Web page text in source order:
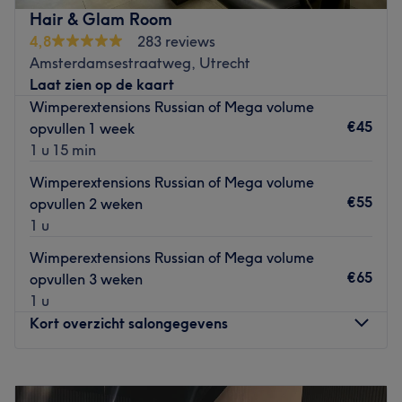
en wenkbrauwbehandelingen. Denk hierbij aan
browlifting of een wimperlift met lash botox.
Het team is gespecialiseerd in verschillende
kleurtechnieken en haarstyling. Van een balayage, ombre
tot aan natuurlijke highlights: je krijgt altijd het gewenste
resultaat.
Hair & Glam Room
4,8
283 reviews
Amsterdamsestraatweg, Utrecht
Laat zien op de kaart
Wimperextensions Russian of Mega volume
opvullen 1 week
1 u 15 min
€45
Wimperextensions Russian of Mega volume
opvullen 2 weken
1 u
€55
Wimperextensions Russian of Mega volume
opvullen 3 weken
1 u
€65
Kort overzicht salongegevens
Dinsdag
10:00